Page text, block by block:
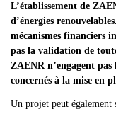
L’établissement de
d’énergies
mécanismes financiers
pas la validation de
ZAENR n’engagent
concernés à la mise en
Un projet peut également